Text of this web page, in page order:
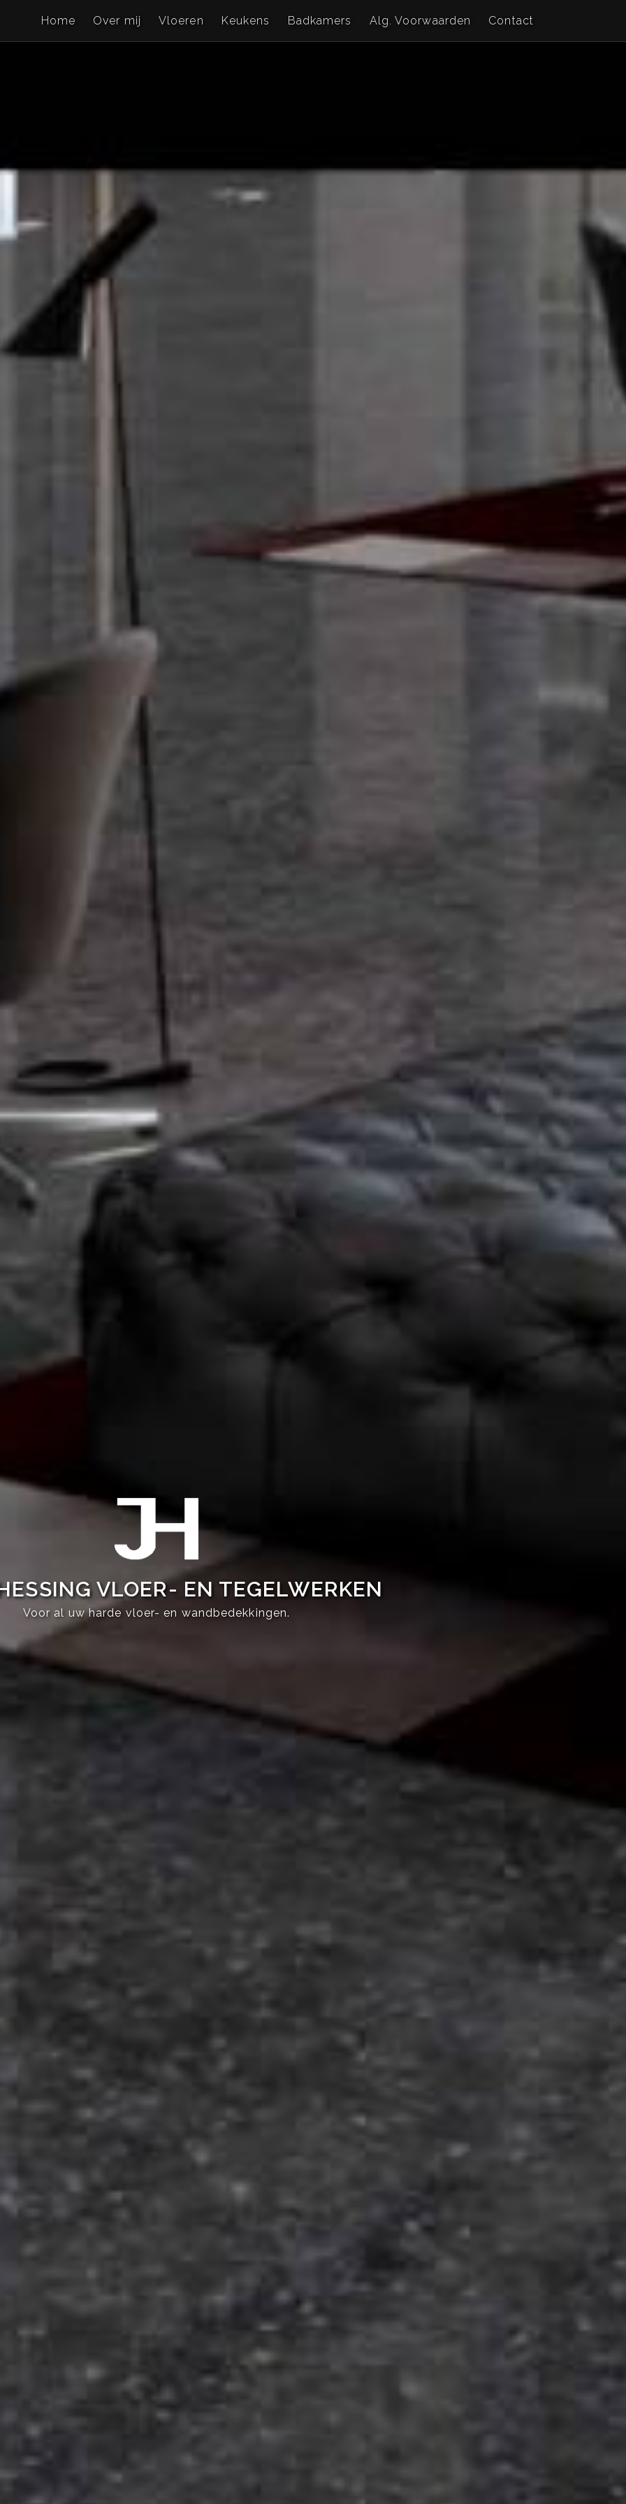
Home Over mij Vloeren Keukens Badkamers Alg. Voorwaarden Contact
VLOER- EN TEGELWERKEN
Voor al uw harde vloer- en wandbedekkingen.